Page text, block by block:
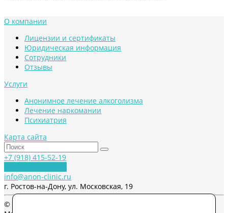
О компании
Лицензии и сертификаты
Юридическая информация
Сотрудники
Отзывы
Услуги
Анонимное лечение алкоголизма
Лечение наркомании
Психиатрия
Карта сайта
+7 (918) 415-52-19
info@anon-clinic.ru
г. Ростов-на-Дону, ул. Московская, 19
© 2026 Anon-Clinic, Все права защищены